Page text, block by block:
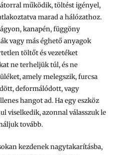
működik, töltést igényel,
marad a hálózathoz.
kanapén, függöny
vagy más éghető anyagok
töltőt és vezetéket
ne terheljük túl, és ne
amely melegszik, furcsa
deformálódott, vagy
hangot ad. Ha egy eszköz
viselkedik, azonnal válasszuk le
tovább.
kezdenek nagytakarításba,